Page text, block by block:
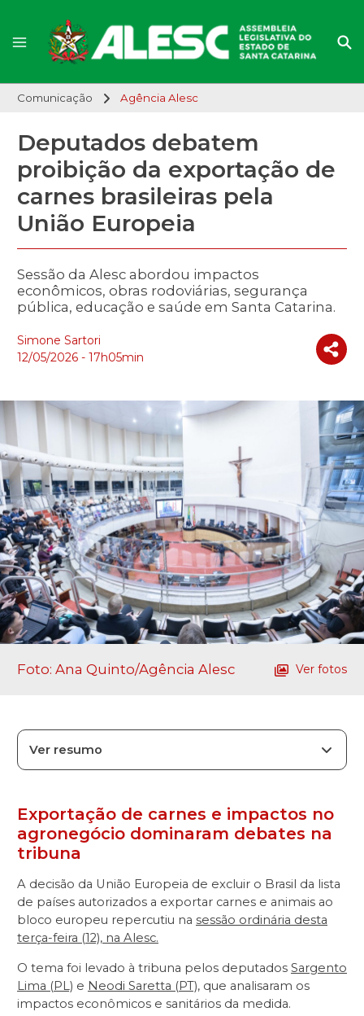
Comunicação Agência Alesc
Deputados debatem
proibição da exportação de
carnes brasileiras pela
União Europeia
Sessão da Alesc abordou impactos
econômicos, obras rodoviárias, segurança
pública, educação e saúde em Santa Catarina.
Simone Sartori
12/05/2026 - 17h05min
Foto: Ana Quinto/Agência Alesc Ver fotos
Ver resumo
Exportação de carnes e impactos no
agronegócio dominaram debates na
tribuna
A decisão da União Europeia de excluir o Brasil da lista
de países autorizados a exportar carnes e animais ao
bloco europeu repercutiu na sessão ordinária desta
terça-feira (12), na Alesc.
O tema foi levado à tribuna pelos deputados Sargento
Lima (PL) e Neodi Saretta (PT), que analisaram os
impactos econômicos e sanitários da medida.